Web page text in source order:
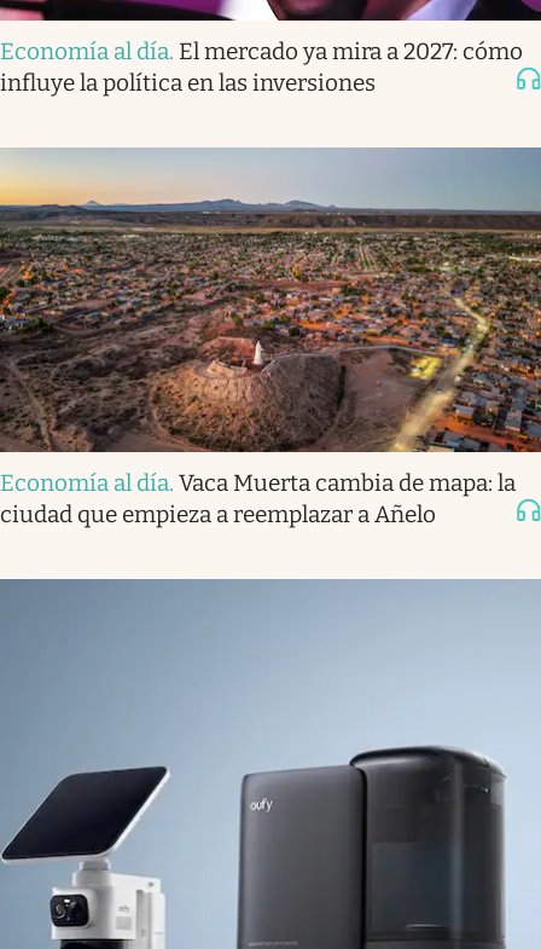
Economía al día. El mercado ya mira a 2027: cómo
influye la política en las inversiones
Economía al día. Vaca Muerta cambia de mapa: la
ciudad que empieza a reemplazar a Añelo